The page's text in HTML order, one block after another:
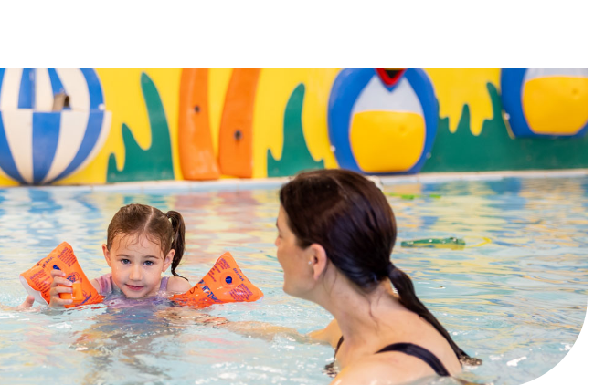
van de school.